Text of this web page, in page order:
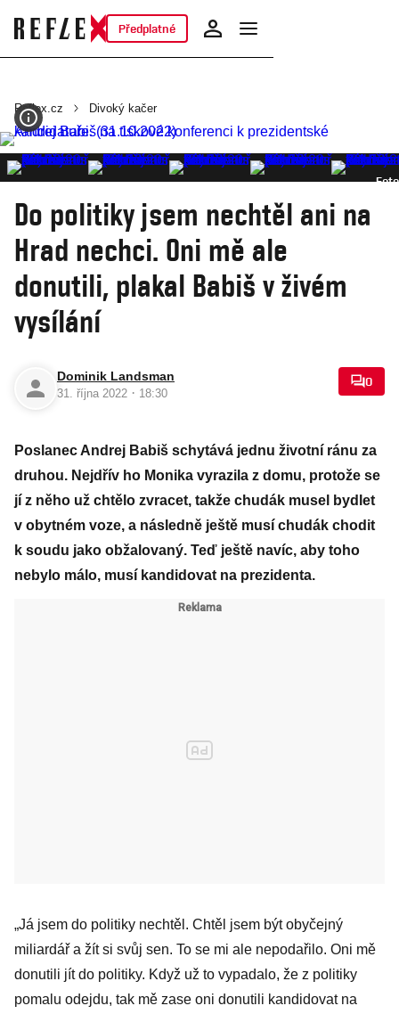
Předplatné
Reflex.cz Divoký kačer
Do politiky jsem nechtěl ani na
Hrad nechci. Oni mě ale
donutili, plakal Babiš v živém
vysílání
Dominik Landsman
31. října 2022 · 18:30
0
Poslanec Andrej Babiš schytává jednu životní ránu za
druhou. Nejdřív ho Monika vyrazila z domu, protože se
jí z něho už chtělo zvracet, takže chudák musel bydlet
v obytném voze, a následně ještě musí chudák chodit
k soudu jako obžalovaný. Teď ještě navíc, aby toho
nebylo málo, musí kandidovat na prezidenta.
„Já jsem do politiky nechtěl. Chtěl jsem být obyčejný
miliardář a žít si svůj sen. To se mi ale nepodařilo. Oni mě
donutili jít do politiky. Když už to vypadalo, že z politiky
pomalu odejdu, tak mě zase oni donutili kandidovat na